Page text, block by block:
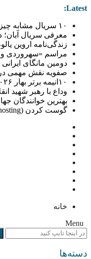
Latest:
۱۰ سریال مشابه چیزهای عجیب که ارزش تماشا دارند
معرفی سریال آبان؛
زندگی‌نامه اروین
مراسم «سهروردی
دومین مانگای
صفویه نقش مهمی در
۱۰انیمه برتر بهار ۲۰۲۶ که باید ببینید: فصل سورپرایزها!
وداع با رهبر شهید
بهترین خوانندگان
گوست کردن (Ghosting) یعنی چی؟ علت گوستینگ در رابطه + راهکار
خانه
Menu
دسته‌ها